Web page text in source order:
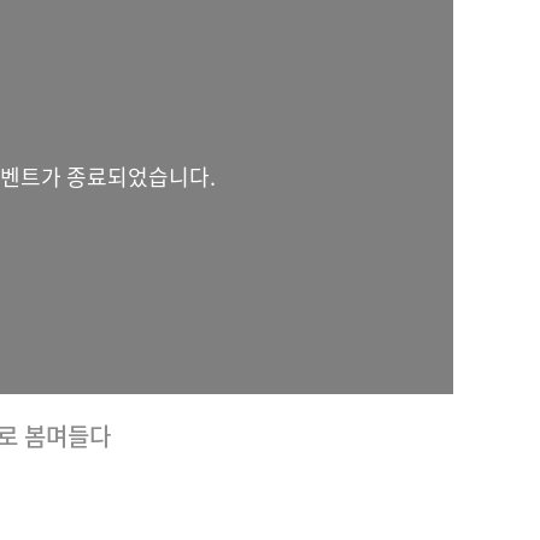
트가 종료되었습니다.
봄며들다